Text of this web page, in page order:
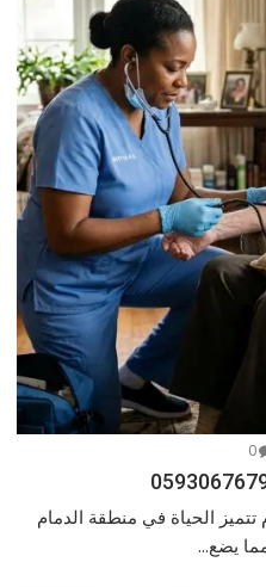
0
تتميز الحياة في منطقة الدمام
يضع...